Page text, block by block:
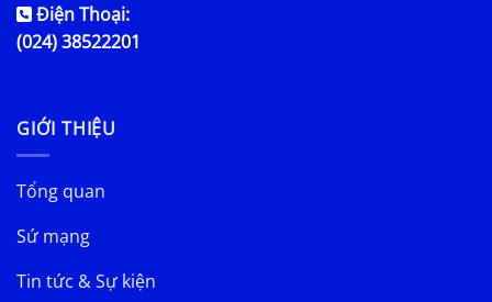
Điện Thoại:
(024) 38522201
GIỚI THIỆU
Tổng quan
Sứ mạng
Tin tức & Sự kiện